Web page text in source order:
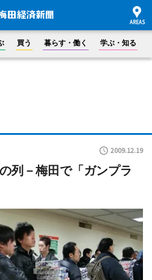
買う 暮らす・働く 学ぶ・知る
2009.12.19
列－梅田で「ガンプラ